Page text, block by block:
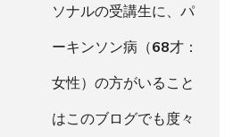
ソナルの受講生に、パ
ーキンソン病（68才：
女性）の方がいること
はこのブログでも度々